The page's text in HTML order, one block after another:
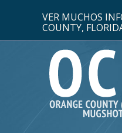
VER MUCHOS
COUNTY,